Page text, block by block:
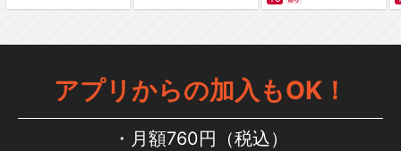
アプリからの加入もOK！
月額760円（税込）